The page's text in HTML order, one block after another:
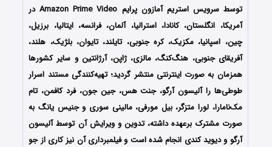
توسط سرویس استریم آمازون پرایم Amazon Prime Video در
آمریکا، انگلستان، کانادا، استرالیا، آلمان، فرانسه، ایتالیا، برزیل،
چین، اسپانیا، مکزیک، کره جنوبی، تایلند، تایوان، بلژیک، هلند،
آفریقای جنوبی، هنگ‌کنگ، مالزی، ژاپن، آرژانتین و سایر کشورها
همزمان به صورت اینترنتی منتشر گردید؛ تهیه‌کنندگی مستند اسرار
طوطی‌ها را آلیسون آرگو، جنت هس، جین جون، فرد کافمن، تام
مک‌نامارا، لورا متزگر، بیل مورفی، مالینی سوری و جنیس یانگ به
صورت مشترک برعهده داشته، تدوین و ویرایش آن توسط آلیسون
آرگو و دیوید کندی انجام شده است و فیلمبرداری آن نیز کاری از جو